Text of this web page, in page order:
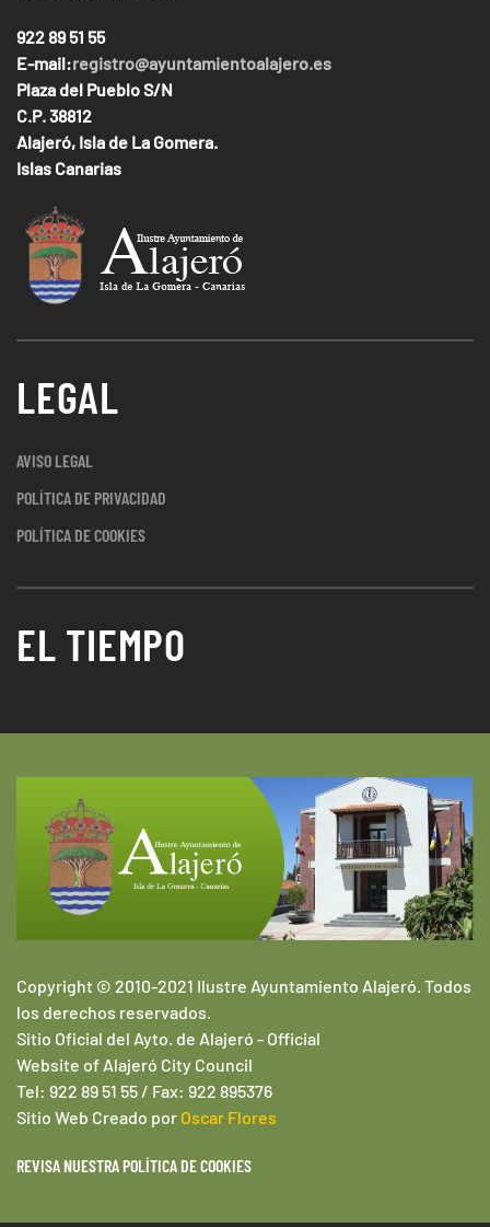
922 89 51 55
E-mail:registro@ayuntamientoalajero.es
Plaza del Pueblo S/N
C.P. 38812
Alajeró, Isla de La Gomera.
Islas Canarias
LEGAL
AVISO LEGAL
POLÍTICA DE PRIVACIDAD
POLÍTICA DE COOKIES
EL TIEMPO
Copyright © 2010-2021 Ilustre Ayuntamiento Alajeró. Todos
los derechos reservados.
Sitio Oficial del Ayto. de Alajeró - Official
Website of Alajeró City Council
Tel: 922 89 51 55 / Fax: 922 895376
Sitio Web Creado por Oscar Flores
REVISA NUESTRA POLÍTICA DE COOKIES